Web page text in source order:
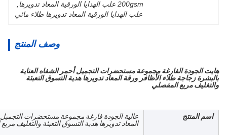
200gsm علب الهدايا الورقية المعاد تدويرها
علب الهدايا الورقية المعاد تدويرها طلاء مائي
وصف المنتج
هايت الجودة الفارغة مجموعة مستحضرات التجميل أحمر الشفاه العناية
بالبشرة زجاجة طلاء الأظافر ورقة المعاد تدويرها هدية التسوق التعبئة
والتغليف مربع المفصلي
اسم المنتج
عالية الجودة فارغة مجموعة مستحضرات التجميل
المعاد تدويرها هدية التسوق التعبئة والتغليف